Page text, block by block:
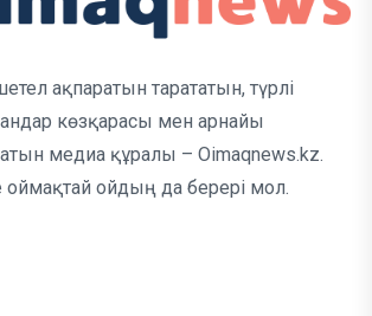
ақпаратын тарататын, түрлі
көзқарасы мен арнайы
медиа құралы – Oimaqnews.kz.
оймақтай ойдың да берері мол.